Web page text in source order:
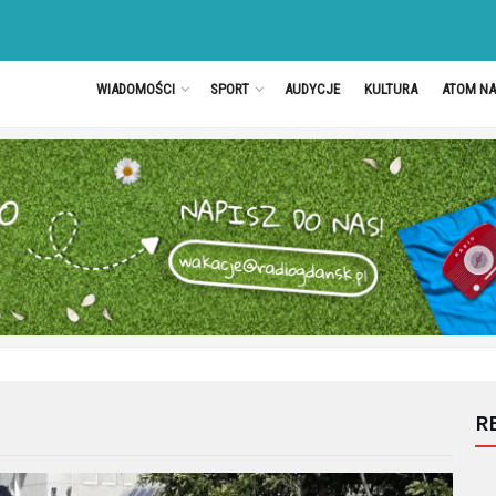
WIADOMOŚCI SPORT AUDYCJE KULTURA ATOM